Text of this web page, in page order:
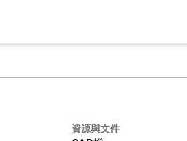
資源與文件